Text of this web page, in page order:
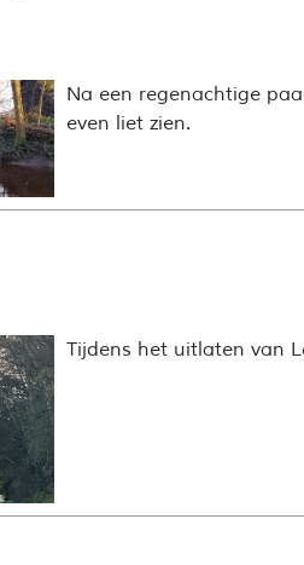
Na een regenachtige
even liet zien.
Tijdens het uitlaten van